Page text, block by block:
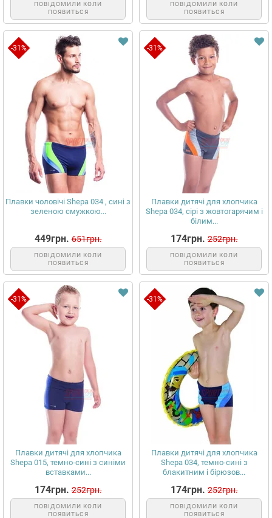
ПОВІДОМИЛИ КОЛИ
ПОЯВИТЬСЯ
ПОВІДОМИЛИ КОЛИ
ПОЯВИТЬСЯ
-31%
Плавки чоловічі Shepa 034 , сині з
зеленою смужкою...
449грн. 651грн.
ПОВІДОМИЛИ КОЛИ
ПОЯВИТЬСЯ
-31%
Плавки дитячі для хлопчика
Shepa 034, сірі з жовтогарячим і
білим...
174грн. 252грн.
ПОВІДОМИЛИ КОЛИ
ПОЯВИТЬСЯ
-31%
Плавки дитячі для хлопчика
Shepa 015, темно-сині з синіми
вставками...
174грн. 252грн.
ПОВІДОМИЛИ КОЛИ
ПОЯВИТЬСЯ
-31%
Плавки дитячі для хлопчика
Shepa 034, темно-сині з
блакитним і бірюзов...
174грн. 252грн.
ПОВІДОМИЛИ КОЛИ
ПОЯВИТЬСЯ